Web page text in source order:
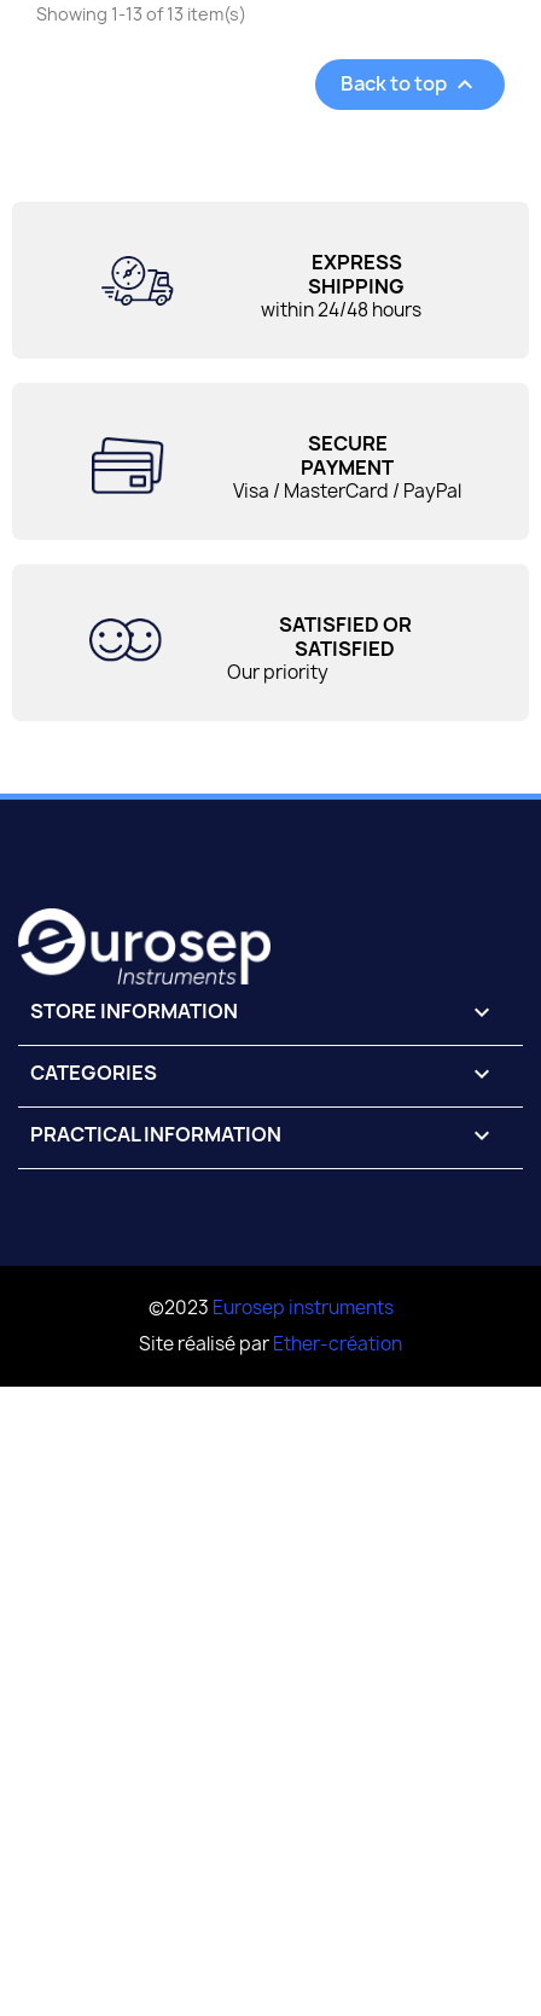
Showing 1-13 of 13 item(s)
Back to top 
EXPRESS
SHIPPING
within 24/48 hours
SECURE
PAYMENT
Visa / MasterCard / PayPal
SATISFIED OR
SATISFIED
Our priority
STORE INFORMATION keyboard_arrow_down
CATEGORIES 
PRACTICAL INFORMATION 
©2023 Eurosep instruments
Site réalisé parEther-création